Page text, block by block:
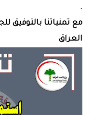
.
مع تمنياتنا بالتوفيق
العراق